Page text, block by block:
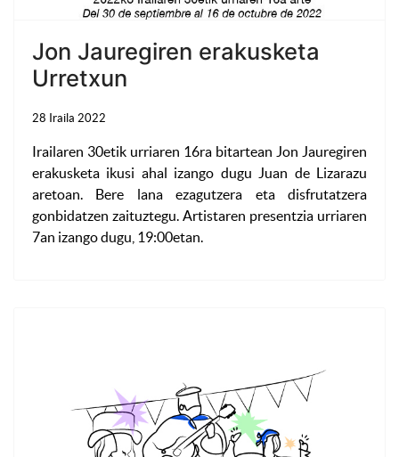
Jon Jauregiren erakusketa
Urretxun
28 Iraila 2022
Irailaren 30etik urriaren 16ra bitartean Jon Jauregiren
erakusketa ikusi ahal izango dugu Juan de Lizarazu
aretoan. Bere lana ezagutzera eta disfrutatzera
gonbidatzen zaituztegu. Artistaren presentzia urriaren
7an izango dugu, 19:00etan.